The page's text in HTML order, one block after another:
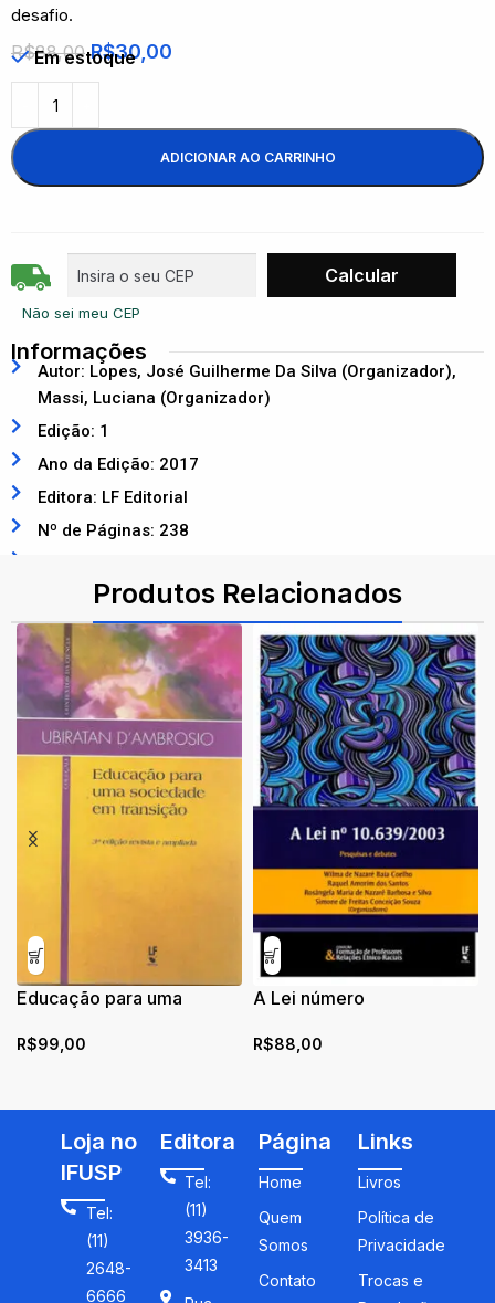
desafio.
R$88,00 R$30,00
Em estoque
ADICIONAR AO CARRINHO
Não sei meu CEP
Informações
Autor: Lopes, José Guilherme Da Silva (Organizador),
Massi, Luciana (Organizador)
Edição: 1
Ano da Edição: 2017
Editora: LF Editorial
Nº de Páginas: 238
Produtos Relacionados
Educação para uma
R$99,00
A Lei número
debates
R$88,00
Loja no
IFUSP
Tel:
(11)
2648-
6666
Editora
Tel:
(11)
3936-
3413
Página
Home
Quem
Somos
Contato
Links
Livros
Política de
Privacidade
Trocas e